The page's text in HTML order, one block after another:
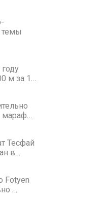
темы
м за 1…
мараф…
Тесфай
в…
Fotyen
…